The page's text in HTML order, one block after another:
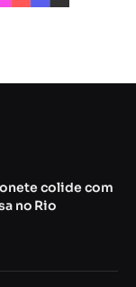
colide com
no Rio